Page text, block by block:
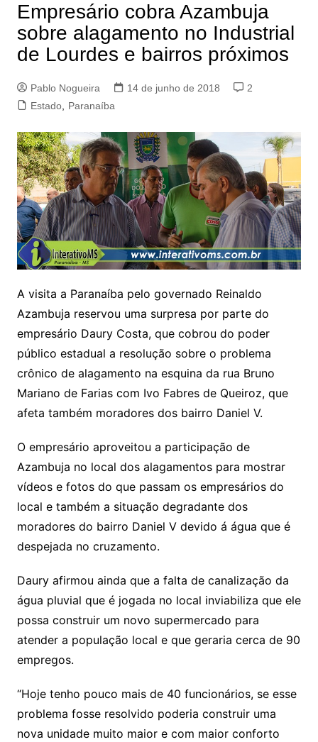
Empresário cobra Azambuja
sobre alagamento no Industrial
de Lourdes e bairros próximos
Pablo Nogueira 14 de junho de 2018
2
Estado, Paranaíba
A visita a Paranaíba pelo governado Reinaldo
Azambuja reservou uma surpresa por parte do
empresário Daury Costa, que cobrou do poder
público estadual a resolução sobre o problema
crônico de alagamento na esquina da rua Bruno
Mariano de Farias com Ivo Fabres de Queiroz, que
afeta também moradores dos bairro Daniel V.
O empresário aproveitou a participação de
Azambuja no local dos alagamentos para mostrar
vídeos e fotos do que passam os empresários do
local e também a situação degradante dos
moradores do bairro Daniel V devido á água que é
despejada no cruzamento.
Daury afirmou ainda que a falta de canalização da
água pluvial que é jogada no local inviabiliza que ele
possa construir um novo supermercado para
atender a população local e que geraria cerca de 90
empregos.
“Hoje tenho pouco mais de 40 funcionários, se esse
problema fosse resolvido poderia construir uma
nova unidade muito maior e com maior conforto